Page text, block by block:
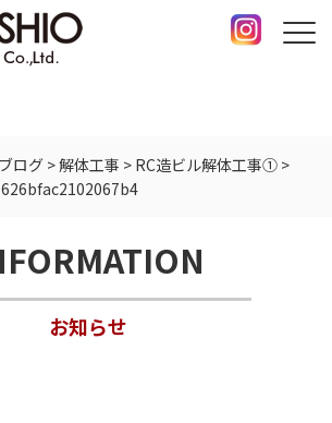
ブログ >解体工事 > RC造ビル解体工事① >
お知らせ